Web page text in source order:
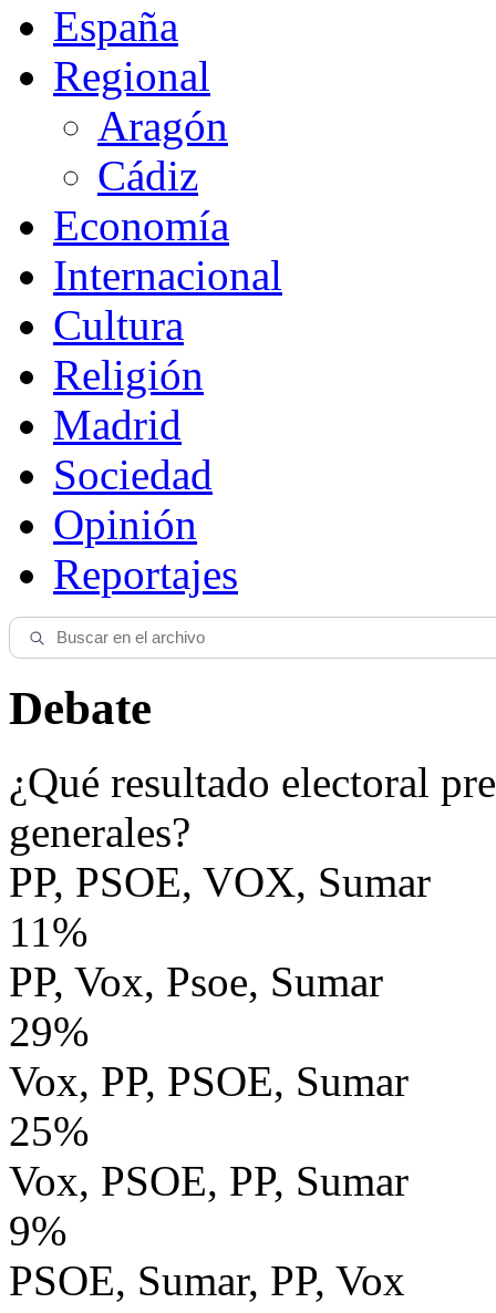
España
Regional
Aragón
Cádiz
Economía
Internacional
Cultura
Religión
Madrid
Sociedad
Opinión
Reportajes
Debate
¿Qué resultado electoral
generales?
PP, PSOE, VOX, Sumar
11%
PP, Vox, Psoe, Sumar
29%
Vox, PP, PSOE, Sumar
25%
Vox, PSOE, PP, Sumar
9%
PSOE, Sumar, PP, Vox